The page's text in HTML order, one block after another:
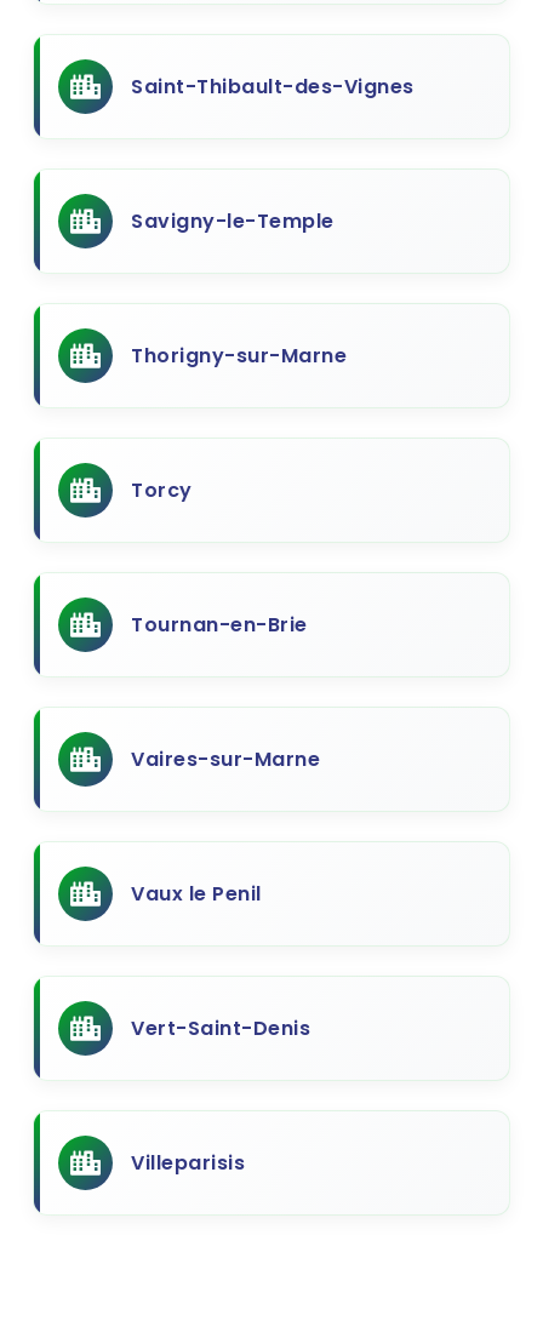
Saint-Thibault-des-Vignes
Savigny-le-Temple
Thorigny-sur-Marne
Torcy
Tournan-en-Brie
Vaires-sur-Marne
Vaux le Penil
Vert-Saint-Denis
Villeparisis